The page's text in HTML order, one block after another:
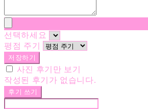
선택하세요
평점 주기
저장하기
사진 후기만 보기
작성된 후기가 없습니다.
후기 쓰기